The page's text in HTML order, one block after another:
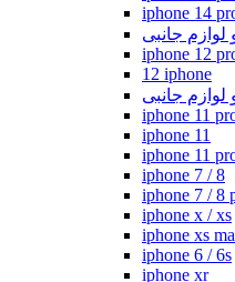
iphone 14
iphone 12
12 iphone
iphone 11
iphone 11
iphone 11
iphone 7 / 8
iphone 7 / 8
iphone x / xs
iphone xs
iphone 6 / 6s
iphone xr